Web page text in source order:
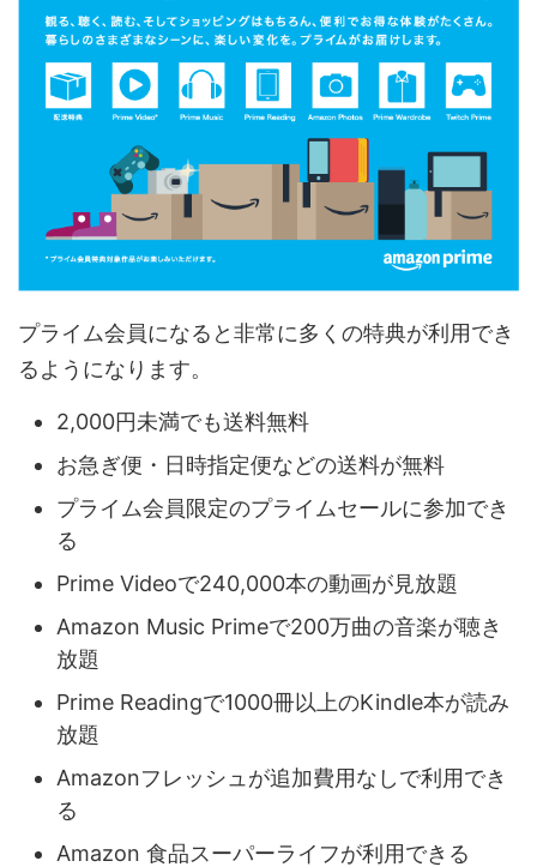
プライム会員になると非常に多くの特典が利用でき
るようになります。
2,000円未満でも送料無料
お急ぎ便・日時指定便などの送料が無料
プライム会員限定のプライムセールに参加でき
る
Prime Videoで240,000本の動画が見放題
Amazon Music Primeで200万曲の音楽が聴き
放題
Prime Readingで1000冊以上のKindle本が読み
放題
Amazonフレッシュが追加費用なしで利用でき
る
Amazon 食品スーパーライフが利用できる